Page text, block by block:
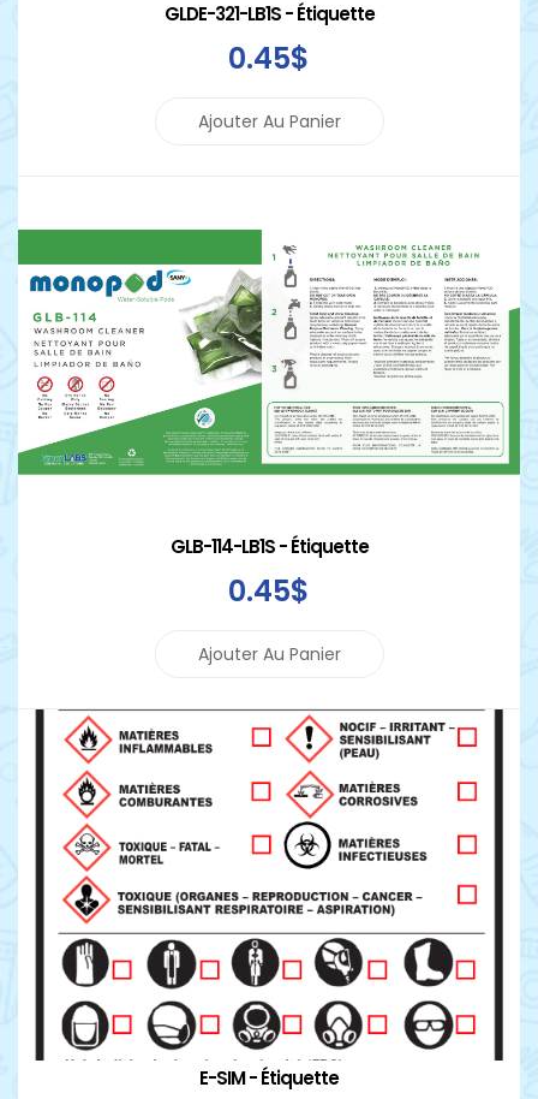
GLDE-321-LB1S - Étiquette
0.45$
Ajouter Au Panier
GLB-114-LB1S - Étiquette
0.45$
Ajouter Au Panier
E-SIM - Étiquette